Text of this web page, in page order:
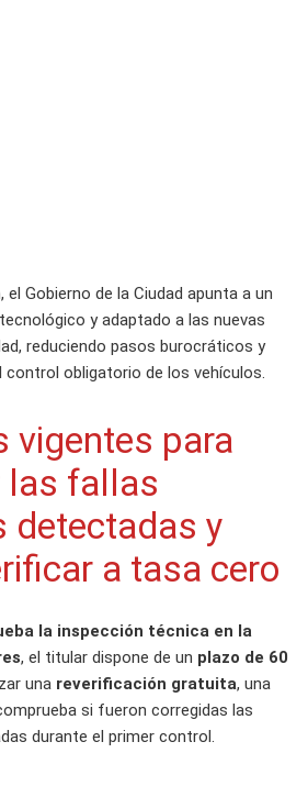
Gobierno de la Ciudad apunta a un
y adaptado a las nuevas
reduciendo pasos burocráticos y
obligatorio de los vehículos.
vigentes para
las fallas
detectadas y
a tasa cero
la inspección técnica en la
, el titular dispone de un plazo de 60
una reverificación gratuita, una
si fueron corregidas las
durante el primer control.